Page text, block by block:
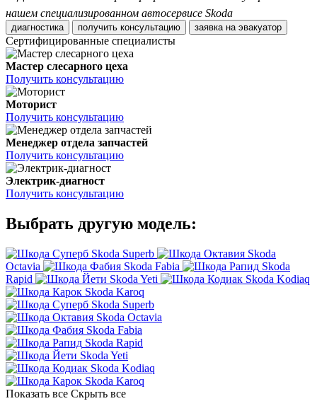
нашем специализированном автосервисе Skoda
диагностика получить консультацию заявка на эвакуатор
Сертифицированные специалисты
Мастер слесарного цеха
Получить консультацию
Моторист
Получить консультацию
Менеджер отдела запчастей
Получить консультацию
Электрик-диагност
Получить консультацию
Выбрать другую модель:
Skoda Superb
Skoda
Octavia
Skoda Fabia
Skoda
Rapid
Skoda Yeti
Skoda Kodiaq
Skoda Karoq
Skoda Superb
Skoda Octavia
Skoda Fabia
Skoda Rapid
Skoda Yeti
Skoda Kodiaq
Skoda Karoq
Показать все Скрыть все